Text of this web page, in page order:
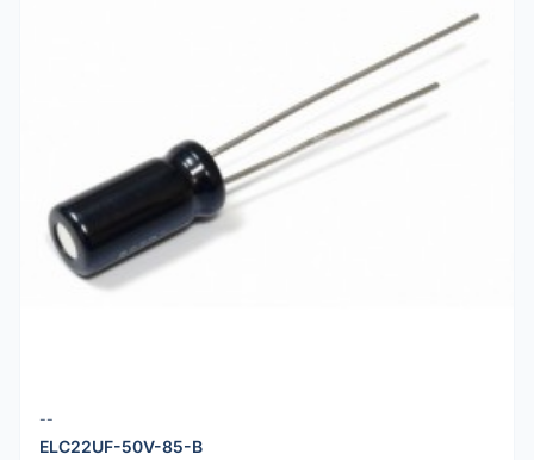
--
ELC22UF-50V-85-B